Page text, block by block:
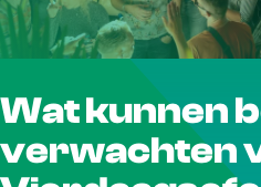
r
Wat kunnen
verwachten